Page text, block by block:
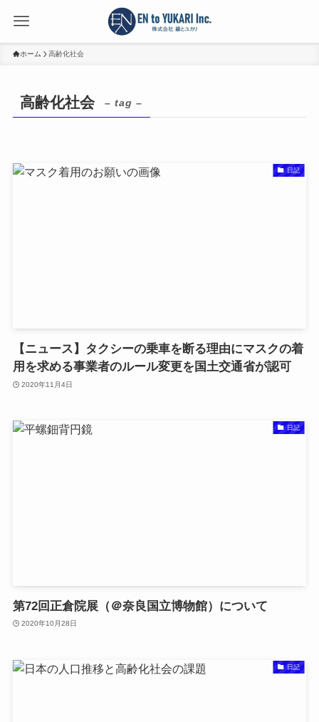
ホーム 高齢化社会
高齢化社会 – tag –
日記
【ニュース】タクシーの乗車を断る理由にマスクの着
用を求める事業者のルール変更を国土交通省が認可
2020年11月4日
日記
第72回正倉院展（＠奈良国立博物館）について
2020年10月28日
日記